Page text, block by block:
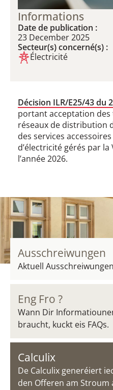
Informations
Date de publication :
23 December 2025
Secteur(s) concerné(s) :
Électricité
Décision ILR/E25/43 du
portant acceptation des
réseaux de distribution
des services
d’électricité gérés par
l’année 2026.
Ausschreiwungen
Aktuell
Eng Fro ?
Wann Dir
braucht, kuckt eis FAQs.
Calculix
De Calculix generéiert
den Offeren am Stroum